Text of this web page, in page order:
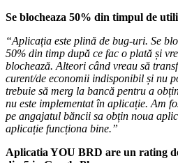
Se blocheaza 50% din timpul de
“Aplicația este plină de bug-uri. Se
50% din timp după ce fac o plată și
blochează. Alteori când vreau să
curent/de economii indisponibil și nu
trebuie să merg la bancă pentru a
nu este implementat în aplicație. Am
pe angajatul băncii sa obțin noua
aplicație funcționa bine.”
Aplicatia YOU BRD are un rating